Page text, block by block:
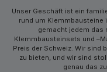
Unser Geschäft ist ein
rund um Klemmbausteine
gemacht jedem das
Klemmbausteinsets und
Preis der Schweiz. Wir sind
zu bieten, und wir sind
genau das